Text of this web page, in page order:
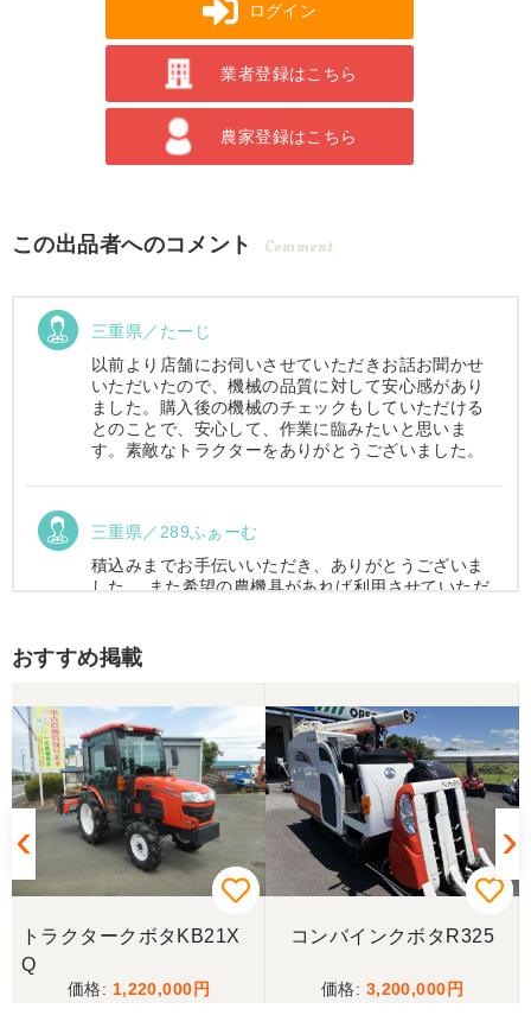
ログイン
業者登録はこちら
農家登録はこちら
この出品者へのコメント Comment
三重県／たーじ
以前より店舗にお伺いさせていただきお話お聞かせ
いただいたので、機械の品質に対して安心感があり
ました。購入後の機械のチェックもしていただける
とのことで、安心して、作業に臨みたいと思いま
す。素敵なトラクターをありがとうございました。
三重県／289ふぁーむ
積込みまでお手伝いいただき、ありがとうございま
した。 また希望の農機具があれば利用させていただ
この度はお世話になりました。また、機会があれば
よろしくお願いします。
三重県／ユウスケ
購入から引き取りまでスムーズでした。ありがとう
ございました。
当方の要望に対して、素早く対応していただき感謝
おすすめ掲載
トラクタークボタKB21X
Q
1,220,000
コンバインクボタR325
3,200,000